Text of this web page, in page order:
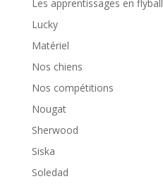
Les apprentissages en flyball
Lucky
Matériel
Nos chiens
Nos compétitions
Nougat
Sherwood
Siska
Soledad